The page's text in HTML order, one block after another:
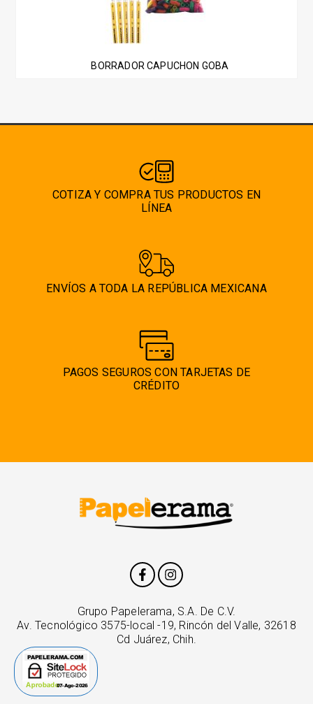
BORRADOR CAPUCHON GOBA
COTIZA Y COMPRA TUS PRODUCTOS EN
LÍNEA
ENVÍOS A TODA LA REPÚBLICA MEXICANA
PAGOS SEGUROS CON TARJETAS DE
CRÉDITO
Grupo Papelerama, S.A. De C.V.
Av. Tecnológico 3575-local -19, Rincón del Valle, 32618
Cd Juárez, Chih.